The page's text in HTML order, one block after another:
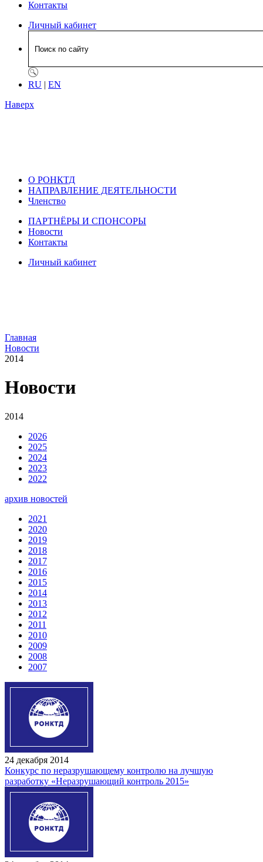
Контакты
Личный кабинет
RU | EN
Наверх
О РОНКТД
НАПРАВЛЕНИЕ ДЕЯТЕЛЬНОСТИ
Членство
ПАРТНЁРЫ И СПОНСОРЫ
Новости
Контакты
Личный кабинет
Главная
Новости
2014
Новости
2014
2026
2025
2024
2023
2022
архив новостей
2021
2020
2019
2018
2017
2016
2015
2014
2013
2012
2011
2010
2009
2008
2007
24 декабря 2014
Конкурс по неразрушающему контролю на лучшую
разработку «Неразрушающий контроль 2015»